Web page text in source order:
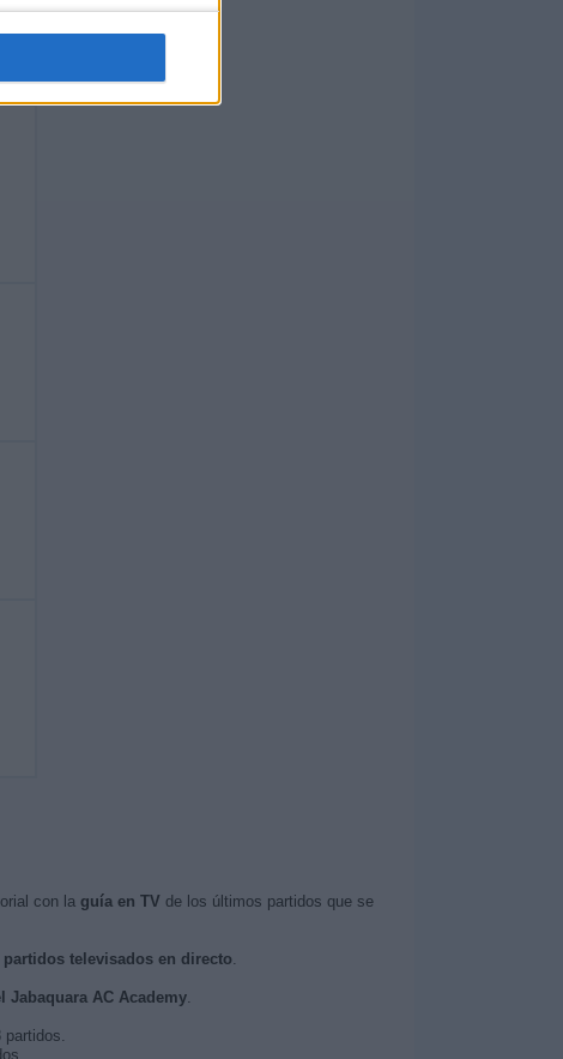
con la guía en TV de los últimos partidos que se
partidos televisados en directo.
AC Academy.
partidos.